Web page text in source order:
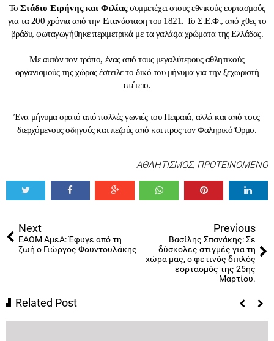
ΤοΣτάδιο Ειρήνης και Φιλίας συμμετέχει στους εθνικούς εορτασμούς
για τα 200 χρόνια από την Επανάσταση του 1821. Το Σ.Ε.Φ., από χθες το
βράδυ, φωταγωγήθηκε περιμετρικά με τα γαλάζια χρώματα της Ελλάδας.
Με αυτόν τον τρόπο, ένας από τους μεγαλύτερους αθλητικούς
οργανισμούς της χώρας έστειλε το δικό του μήνυμα για την ξεχωριστή
επέτειο.
Ένα μήνυμα ορατό από πολλές γωνιές του Πειραιά, αλλά και από τους
διερχόμενους οδηγούς και πεζούς από και προς τον Φαληρικό Όρμο.
ΑΘΛΗΤΙΣΜΟΣ, ΠΡΟΤΕΙΝΟΜΕΝΟ
Next
ΕΑΟΜ ΑμεΑ: Έφυγε από τη
ζωή ο Γιώργος Φουντουλάκης
Previous
Βασίλης Σπανάκης: Σε
δύσκολες στιγμές για τη
χώρα μας, ο φετινός διπλός
εορτασμός της 25ης
Μαρτίου.
Related Post